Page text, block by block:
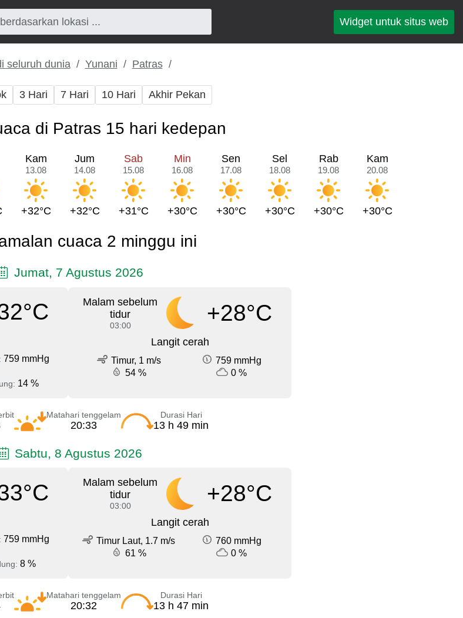
Widget untuk situs web
seluruh dunia Yunani Patras
3 Hari 7 Hari 10 Hari Akhir Pekan
di Patras 15 hari kedepan
Kam
13.08
+32°C
Jum
14.08
+32°C
Sab
15.08
+31°C
Min
16.08
+30°C
Sen
17.08
+30°C
Sel
18.08
+30°C
Rab
19.08
+30°C
Kam
20.08
+30°C
cuaca 2 minggu ini
Jumat, 7 Agustus 2026
759 mmHg
14 %
Malam sebelum
tidur
03:00 +28°C
Langit cerah
Timur, 1 m/s
759 mmHg
54 %
0 %
Matahari tenggelam
20:33
Durasi Hari
13 h 49 min
Sabtu, 8 Agustus 2026
759 mmHg
8 %
Malam sebelum
tidur
03:00 +28°C
Langit cerah
Timur Laut, 1.7 m/s
760 mmHg
61 %
0 %
Matahari tenggelam
20:32
Durasi Hari
13 h 47 min